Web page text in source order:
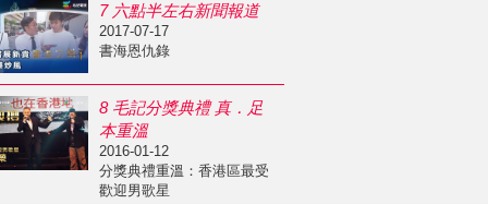
7 六點半左右新聞報道
2017-07-17
書海恩仇錄
8 毛記分獎典禮 真．足
本重溫
2016-01-12
分獎典禮重溫：香港區最受
歡迎男歌星